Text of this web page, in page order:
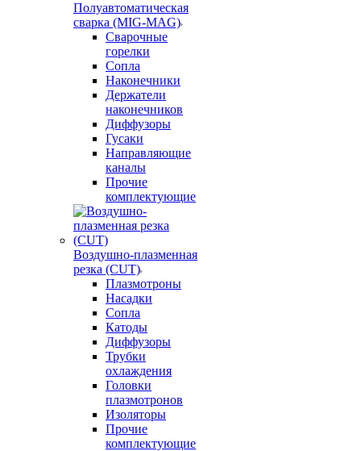
Полуавтоматическая
сварка (MIG-MAG)
Сварочные
горелки
Сопла
Наконечники
Держатели
наконечников
Диффузоры
Гусаки
Направляющие
каналы
Прочие
комплектующие
Воздушно-плазменная
резка (CUT)
Плазмотроны
Насадки
Сопла
Катоды
Диффузоры
Трубки
охлаждения
Головки
плазмотронов
Изоляторы
Прочие
комплектующие